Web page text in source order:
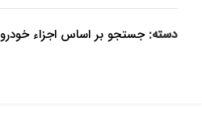
دسته: جستجو بر اساس اجزاء خودرو